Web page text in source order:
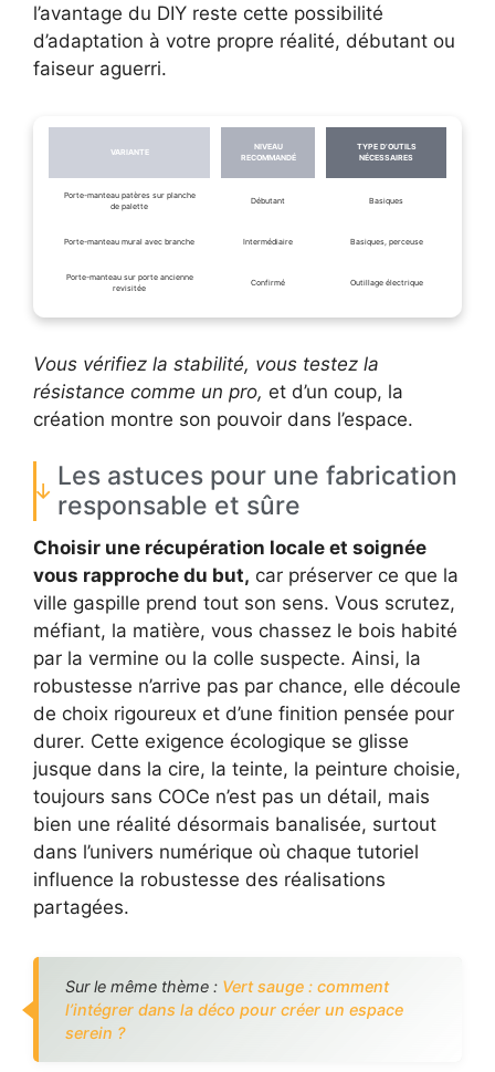
l’avantage du DIY reste cette possibilité
d’adaptation à votre propre réalité, débutant ou
faiseur aguerri.
VARIANTE
NIVEAU
RECOMMANDÉ
TYPE D’OUTILS
NÉCESSAIRES
Porte-manteau patères sur planche
de palette
Débutant Basiques
Porte-manteau mural avec branche Intermédiaire Basiques, perceuse
Porte-manteau sur porte ancienne
revisitée
Confirmé Outillage électrique
Vous vérifiez la stabilité, vous testez la
résistance comme un pro, et d’un coup, la
création montre son pouvoir dans l’espace.
Les astuces pour une fabrication
responsable et sûre
Choisir une récupération locale et soignée
vous rapproche du but, car préserver ce que la
ville gaspille prend tout son sens. Vous scrutez,
méfiant, la matière, vous chassez le bois habité
par la vermine ou la colle suspecte. Ainsi, la
robustesse n’arrive pas par chance, elle découle
de choix rigoureux et d’une finition pensée pour
durer. Cette exigence écologique se glisse
jusque dans la cire, la teinte, la peinture choisie,
toujours sans COCe n’est pas un détail, mais
bien une réalité désormais banalisée, surtout
dans l’univers numérique où chaque tutoriel
influence la robustesse des réalisations
partagées.
Sur le même thème : Vert sauge : comment
l’intégrer dans la déco pour créer un espace
serein ?